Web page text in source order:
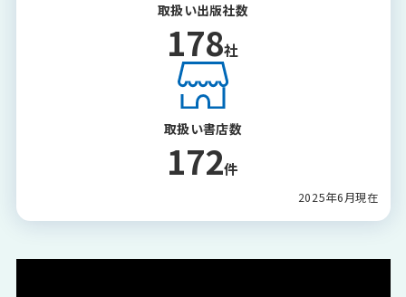
取扱い出版社数
178社
取扱い書店数
172件
2025年6月現在